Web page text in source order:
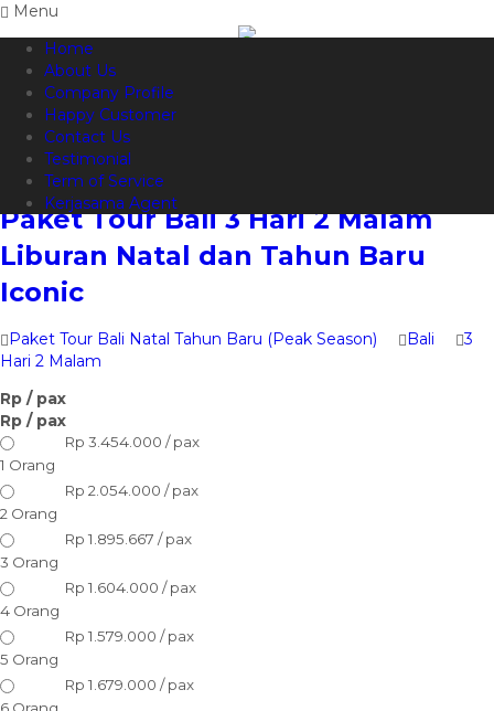
Menu
Home
About Us
Company Profile
Happy Customer
Contact Us
Testimonial
Term of Service
Kerjasama Agent
Informasi lebih lanjut?
Paket Tour Bali 3 Hari 2 Malam
Liburan Natal dan Tahun Baru
Iconic
Paket Tour Bali Natal Tahun Baru (Peak Season) Bali
3
Hari 2 Malam
Rp / pax
Rp / pax
1 Orang
Rp 3.454.000 / pax
2 Orang
Rp 2.054.000 / pax
3 Orang
Rp 1.895.667 / pax
4 Orang
Rp 1.604.000 / pax
5 Orang
Rp 1.579.000 / pax
Rp 1.679.000 / pax